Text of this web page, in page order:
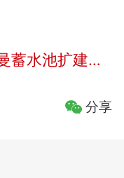
水池扩建工程
分享